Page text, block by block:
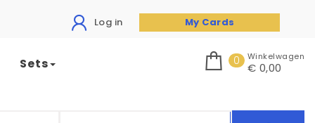
Log in My Cards
Sets 0 Winkelwagen
€ 0,00